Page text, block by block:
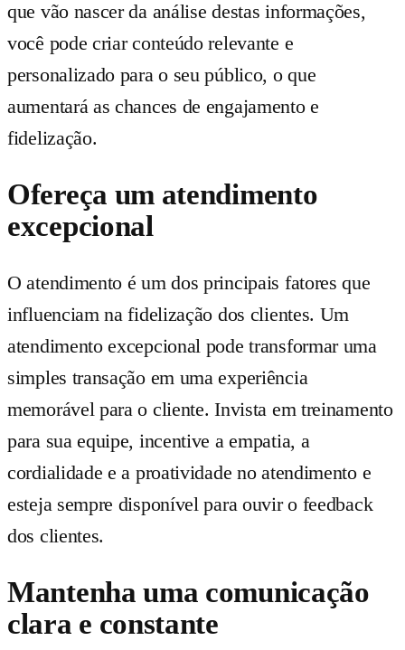
que vão nascer da análise destas informações,
você pode criar conteúdo relevante e
personalizado para o seu público, o que
aumentará as chances de engajamento e
fidelização.
Ofereça um atendimento
excepcional
O atendimento é um dos principais fatores que
influenciam na fidelização dos clientes. Um
atendimento excepcional pode transformar uma
simples transação em uma experiência
memorável para o cliente. Invista em treinamento
para sua equipe, incentive a empatia, a
cordialidade e a proatividade no atendimento e
esteja sempre disponível para ouvir o feedback
dos clientes.
Mantenha uma comunicação
clara e constante